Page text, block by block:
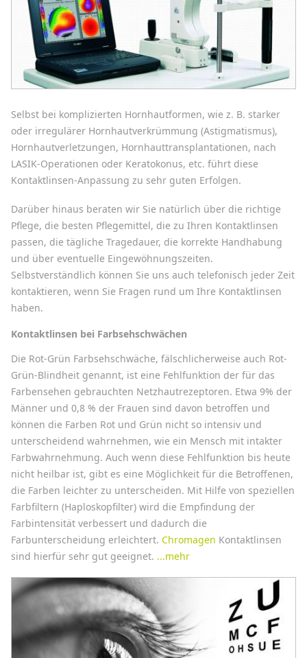
Selbst bei komplizierten Hornhautformen, wie z. B. starker
oder irregulärer Hornhautverkrümmung (Astigmatismus),
Hornhautverletzungen, Hornhauttransplantationen, nach
LASIK-Operationen oder Keratokonus, etc. führt diese
Kontaktlinsen-Anpassung zu sehr guten Erfolgen.
Darüber hinaus beraten wir Sie natürlich über die richtige
Pflege, die besten Pflegemittel, die zu Ihren Kontaktlinsen
passen, die tägliche Tragedauer, die korrekte Handhabung
und über eventuelle Eingewöhnungszeiten.
Selbstverständlich können Sie uns auch telefonisch jeder Zeit
kontaktieren, wenn Sie Fragen rund um Ihre Kontaktlinsen
haben.
Kontaktlinsen bei Farbsehschwächen
Die Rot-Grün Farbsehschwäche, fälschlicherweise auch Rot-
Grün-Blindheit genannt, ist eine Fehlfunktion der für das
Farbensehen gebrauchten Netzhautrezeptoren. Etwa 9% der
Männer und 0,8 % der Frauen sind davon betroffen und
können die Farben Rot und Grün nicht so intensiv und
unterscheidend wahrnehmen, wie ein Mensch mit intakter
Farbwahrnehmung. Auch wenn diese Fehlfunktion bis heute
nicht heilbar ist, gibt es eine Möglichkeit für die Betroffenen,
die Farben leichter zu unterscheiden. Mit Hilfe von speziellen
Farbfiltern (Haploskopfilter) wird die Empfindung der
Farbintensität verbessert und dadurch die
Farbunterscheidung erleichtert. Chromagen Kontaktlinsen
sind hierfür sehr gut geeignet. ...mehr